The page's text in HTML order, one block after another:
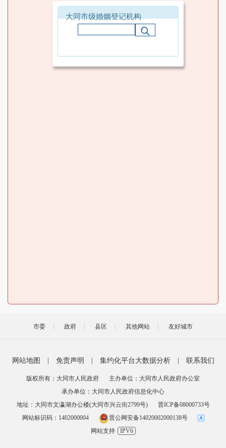
大同市级婚姻登记机构

市委 政府 县区 其他网站 友好城市
网站地图 | 免责声明 | 集约化平台大数据分析 | 联系我们
版权所有：大同市人民政府
主办单位：大同市人民政府办公室
承办单位：大同市人民政府信息化中心
地址：大同市文瀛湖办公楼(大同市兴云街2799号)
晋ICP备08000733号
网站标识码：1402000004
晋公网安备14020002000138号
网站支持
IPV6